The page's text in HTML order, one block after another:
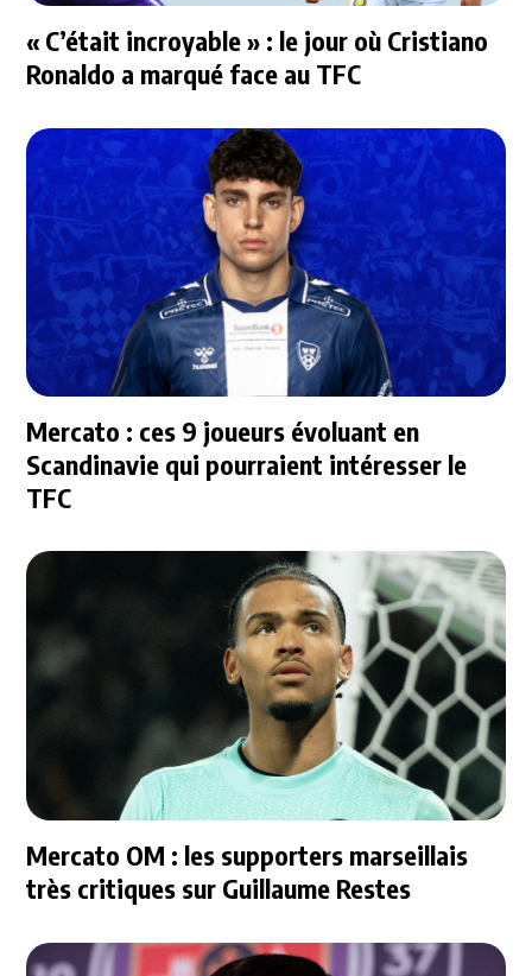
« C’était incroyable » : le jour où Cristiano
Ronaldo a marqué face au TFC
Mercato : ces 9 joueurs évoluant en
Scandinavie qui pourraient intéresser le
TFC
Mercato OM : les supporters marseillais
très critiques sur Guillaume Restes